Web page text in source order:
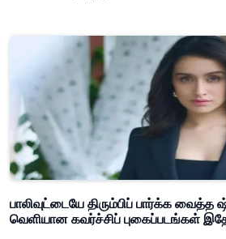
பாலிவுட்டையே திரும்பிப் பார்க்க வைத்த
வெளியான கவர்ச்சிப் புகைப்படங்கள்